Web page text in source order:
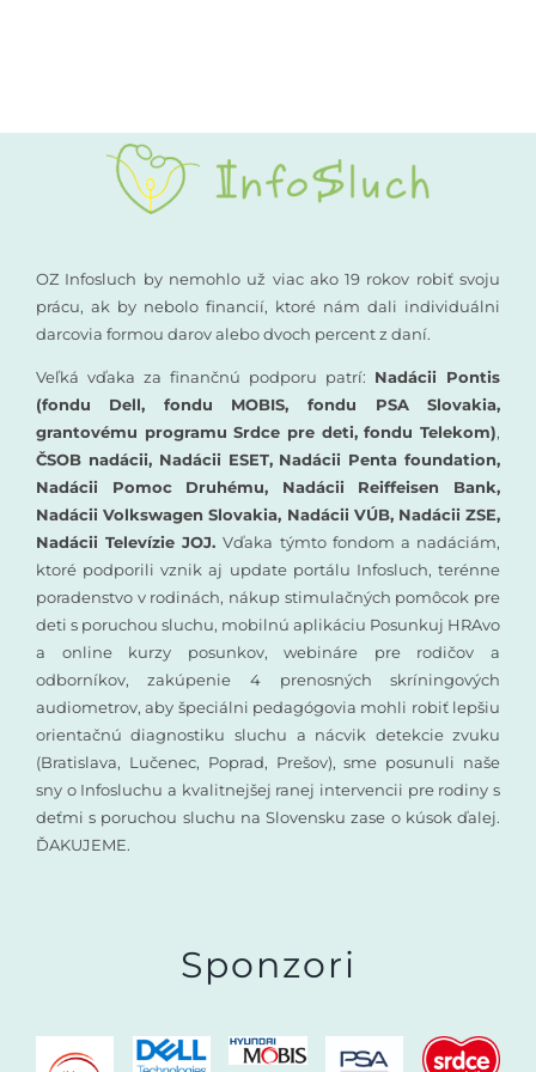
Rané poradenstvo
Vzdelávanie
OZ Infosluch by nemohlo už viac ako 19 rokov robiť svoju
prácu, ak by nebolo financií, ktoré nám dali individuálni
darcovia formou darov alebo dvoch percent z daní.
Veľká vďaka za finančnú podporu patrí: Nadácii Pontis
(fondu Dell, fondu MOBIS, fondu PSA Slovakia,
grantovému programu Srdce pre deti, fondu Telekom),
ČSOB nadácii, Nadácii ESET, Nadácii Penta foundation,
Nadácii Pomoc Druhému, Nadácii Reiffeisen Bank,
Nadácii Volkswagen Slovakia, Nadácii VÚB, Nadácii ZSE,
Nadácii Televízie JOJ.Vďaka týmto fondom a nadáciám,
ktoré podporili vznik aj update portálu Infosluch, terénne
poradenstvo v rodinách, nákup stimulačných pomôcok pre
deti s poruchou sluchu, mobilnú aplikáciu Posunkuj HRAvo
a online kurzy posunkov, webináre pre rodičov a
odborníkov, zakúpenie 4 prenosných skríningových
audiometrov, aby špeciálni pedagógovia mohli robiť lepšiu
orientačnú diagnostiku sluchu a nácvik detekcie zvuku
(Bratislava, Lučenec, Poprad, Prešov), sme posunuli naše
sny o Infosluchu a kvalitnejšej ranej intervencii pre rodiny s
deťmi s poruchou sluchu na Slovensku zase o kúsok ďalej.
ĎAKUJEME.
Sponzori